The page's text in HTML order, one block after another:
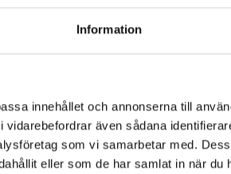
Information
innehållet och annonserna till
även sådana
som vi samarbetar med.
eller som de har samlat in när du
pack)
79 kr